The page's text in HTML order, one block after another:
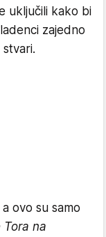
uključili kako bi
zajedno
ovo su samo
na